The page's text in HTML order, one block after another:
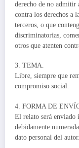
derecho de no admitir
contra los derechos a
terceros, o que
discriminatorias,
otros que atenten
3. TEMA.
Libre, siempre que
compromiso social.
4. FORMA DE
El relato será enviado
debidamente
dato personal del autor.